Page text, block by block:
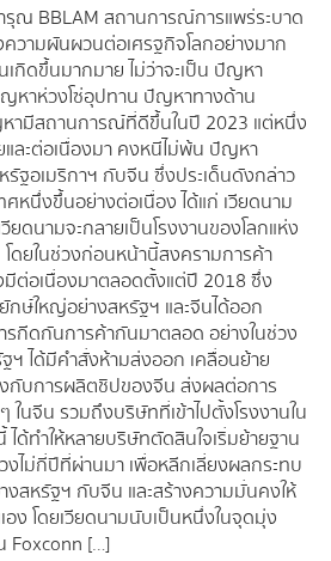
ณ BBLAM สถานการณ์การแพร่ระบาด
ความผันผวนต่อเศรฐกิจโลกอย่างมาก
ดขึ้นมากมาย ไม่ว่าจะเป็น ปัญหา
หาห่วงโซ่อุปทาน ปัญหาทางด้าน
ามีสถานการณ์ที่ดีขึ้นในปี 2023 แต่หนึ่ง
ละต่อเนื่องมา คงหนีไม่พ้น ปัญหา
รัฐอเมริกาฯ กับจีน ซึ่งประเด็นดังกล่าว
ศหนึ่งขึ้นอย่างต่อเนื่อง ได้แก่ เวียดนาม
ดนามจะกลายเป็นโรงงานของโลกแห่ง
ดยในช่วงก่อนหน้านี้สงครามการค้า
ต่อเนื่องมาตลอดตั้งแต่ปี 2018 ซึ่ง
กษ์ใหญ่อย่างสหรัฐฯ และจีนได้ออก
รกีดกันการค้ากันมาตลอด อย่างในช่วง
ฯ ได้มีคำสั่งห้ามส่งออก เคลื่อนย้าย
กับการผลิตชิปของจีน ส่งผลต่อการ
ในจีน รวมถึงบริษัทที่เข้าไปตั้งโรงงานใน
ด้ทำให้หลายบริษัทตัดสินใจเริ่มย้ายฐาน
ไม่กี่ปีที่ผ่านมา เพื่อหลีกเลี่ยงผลกระทบ
งสหรัฐฯ กับจีน และสร้างความมั่นคงให้
ง โดยเวียดนามนับเป็นหนึ่งในจุดมุ่ง
Foxconn […]